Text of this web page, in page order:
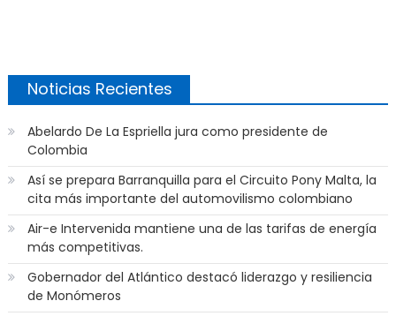
Noticias Recientes
Abelardo De La Espriella jura como presidente de
Colombia
Así se prepara Barranquilla para el Circuito Pony Malta, la
cita más importante del automovilismo colombiano
Air-e Intervenida mantiene una de las tarifas de energía
más competitivas.
Gobernador del Atlántico destacó liderazgo y resiliencia
de Monómeros